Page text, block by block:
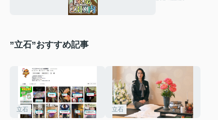
”立石”おすすめ記事
立石 立石